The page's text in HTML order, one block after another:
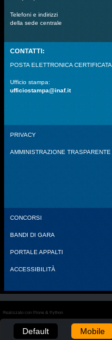
Telefoni e indirizzi
della sede centrale
CONTATTI:
POSTA ELETTRONICA CERTIFICATA
Ufficio stampa:
ufficiostampa@inaf.it
PRIVACY
AMMINISTRAZIONE TRASPARENTE
CONCORSI
BANDI DI GARA
PORTALE APPALTI
ACCESSIBILITÀ
Realizzato con Plone & Python
Default Mobile